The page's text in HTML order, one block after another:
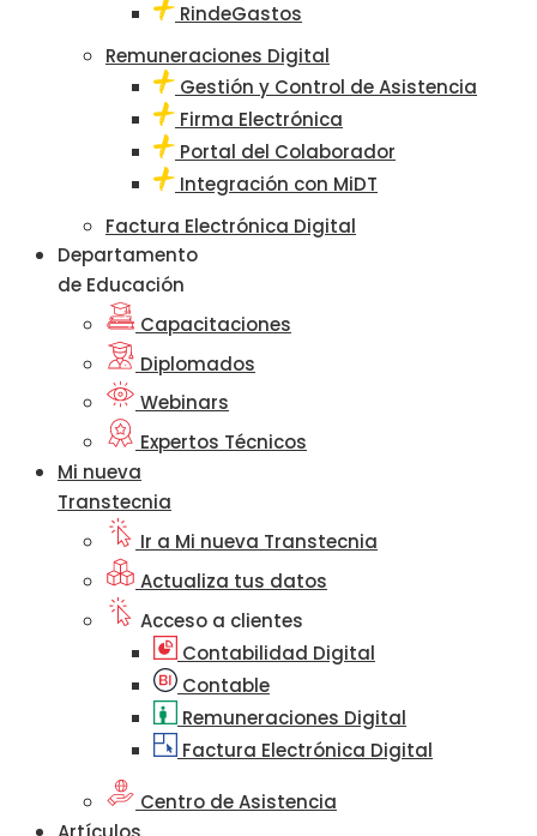
RindeGastos
Remuneraciones Digital
Gestión y Control de Asistencia
Firma Electrónica
Portal del Colaborador
Integración con MiDT
Factura Electrónica Digital
Departamento
de Educación
Capacitaciones
Diplomados
Webinars
Expertos Técnicos
Mi nueva
Transtecnia
Ir a Mi nueva Transtecnia
Actualiza tus datos
Acceso a clientes
Contabilidad Digital
Contable
Remuneraciones Digital
Factura Electrónica Digital
Centro de Asistencia